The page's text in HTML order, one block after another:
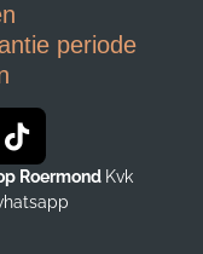
periode
T
i
k
Roermond Kvk